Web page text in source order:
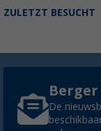
ZULETZT BESUCHT
De